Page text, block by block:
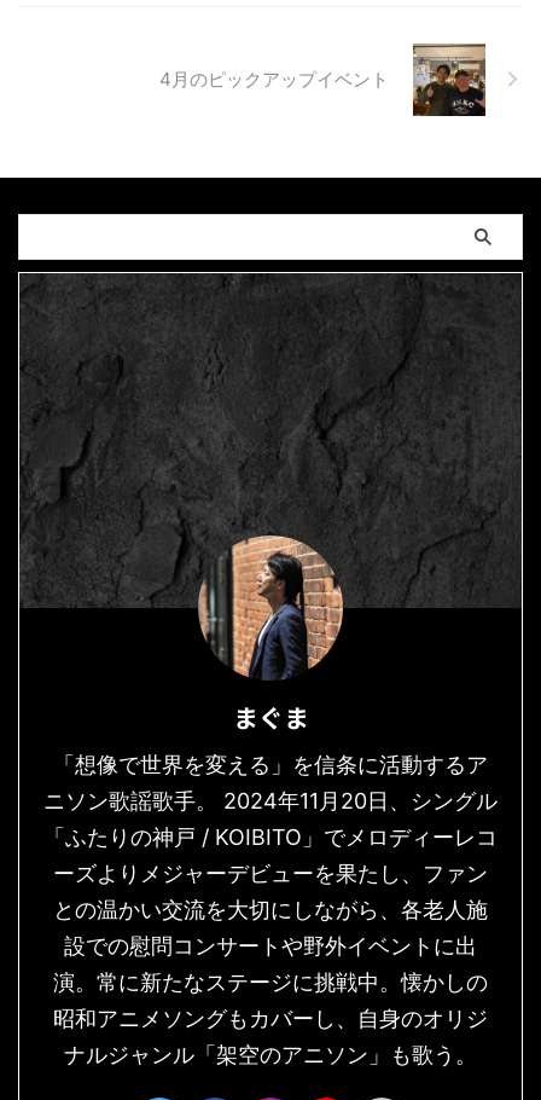
4月のピックアップイベント
まぐま
「想像で世界を変える」を信条に活動するア
ニソン歌謡歌手。 2024年11月20日、シングル
「ふたりの神戸 / KOIBITO」でメロディーレコ
ーズよりメジャーデビューを果たし、ファン
との温かい交流を大切にしながら、各老人施
設での慰問コンサートや野外イベントに出
演。常に新たなステージに挑戦中。懐かしの
昭和アニメソングもカバーし、自身のオリジ
ナルジャンル「架空のアニソン」も歌う。